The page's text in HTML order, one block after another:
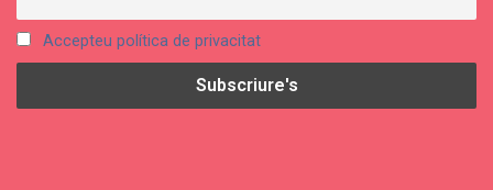
Accepteu política de privacitat